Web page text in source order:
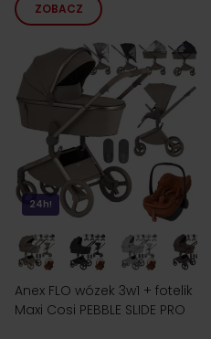
ZOBACZ
24h!
Anex FLO wózek 3w1 + fotelik
Maxi Cosi PEBBLE SLIDE PRO